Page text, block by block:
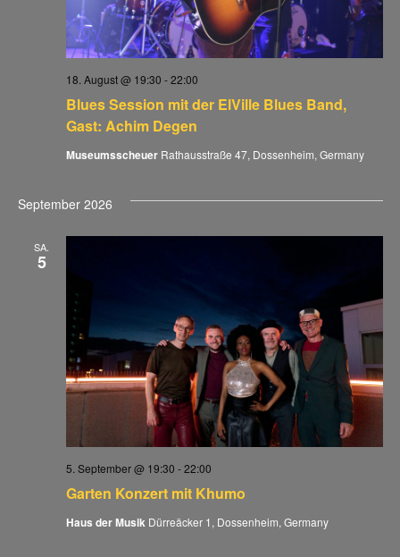
Blues Session mit der ElVille Blues Band,
Gast: Achim Degen
18. August @ 19:30 -22:00
Museumsscheuer Rathausstraße 47, Dossenheim, Germany
September 2026
SA.
5
Garten Konzert mit Khumo
5. September @ 19:30 -22:00
Haus der Musik Dürreäcker 1, Dossenheim, Germany